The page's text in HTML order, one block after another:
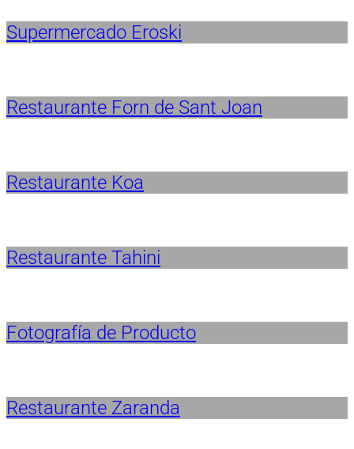
Supermercado Eroski
Restaurante Forn de Sant Joan
Restaurante Koa
Restaurante Tahini
Fotografía de Producto
Restaurante Zaranda